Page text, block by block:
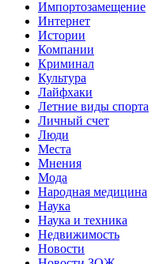
Импортозамещение
Интернет
Истории
Компании
Криминал
Культура
Лайфхаки
Летние виды спорта
Личный счет
Люди
Места
Мнения
Мода
Народная медицина
Наука
Наука и техника
Недвижимость
Новости